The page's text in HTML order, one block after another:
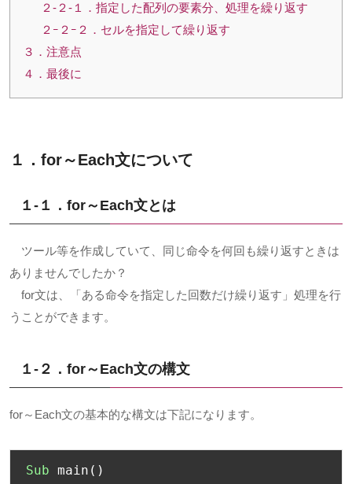
２-２-１．指定した配列の要素分、処理を繰り返す
２ｰ２ｰ２．セルを指定して繰り返す
３．注意点
４．最後に
１．for～Each文について
１-１．for～Each文とは
ツール等を作成していて、同じ命令を何回も繰り返すときは
ありませんでしたか？
for文は、「ある命令を指定した回数だけ繰り返す」処理を行
うことができます。
１-２．for～Each文の構文
for～Each文の基本的な構文は下記になります。
Sub main ()